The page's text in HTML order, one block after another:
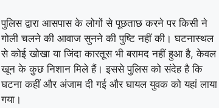
पुलिस द्वारा आसपास के लोगों से पूछताछ करने पर किसी ने
गोली चलने की आवाज सुनने की पुष्टि नहीं की। घटनास्थल
से कोई खोखा या जिंदा कारतूस भी बरामद नहीं हुआ है, केवल
खून के कुछ निशान मिले हैं। इससे पुलिस को संदेह है कि
घटना कहीं और अंजाम दी गई और घायल युवक को यहां लाया
गया।